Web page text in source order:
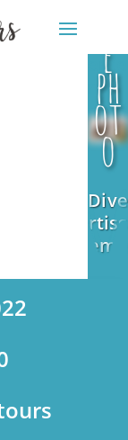
é
ph
ot
o
Dive
rtiss
eme
eme
nt